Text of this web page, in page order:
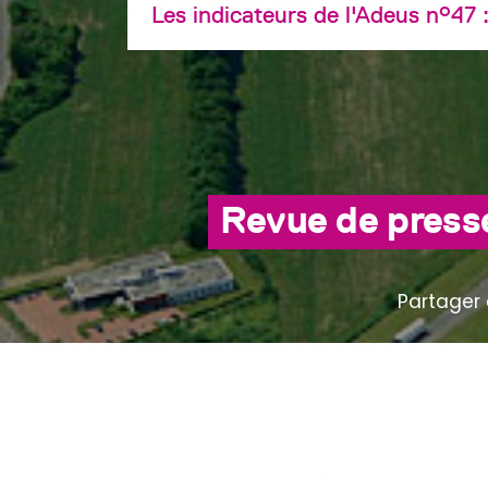
Les indicateurs de l'Adeus n°47
Revue de